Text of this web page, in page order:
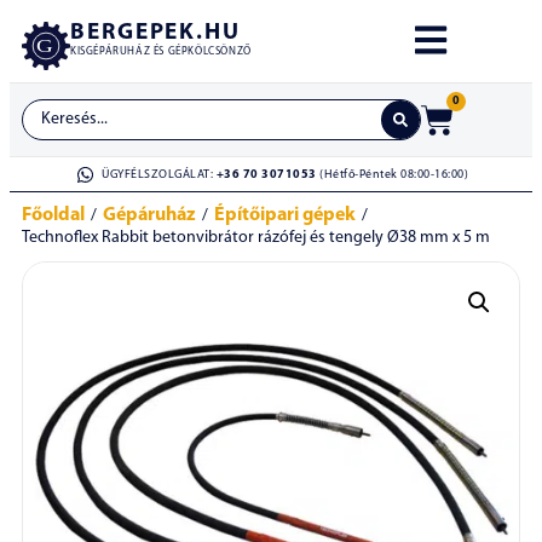
BERGEPEK.HU
KISGÉPÁRUHÁZ ÉS GÉPKÖLCSÖNZŐ
0
ÜGYFÉLSZOLGÁLAT: +36 70 3071053 (Hétfő-Péntek 08:00-16:00)
Főoldal / Gépáruház / Építőipari gépek /
Technoflex Rabbit betonvibrátor rázófej és tengely Ø38 mm x 5 m